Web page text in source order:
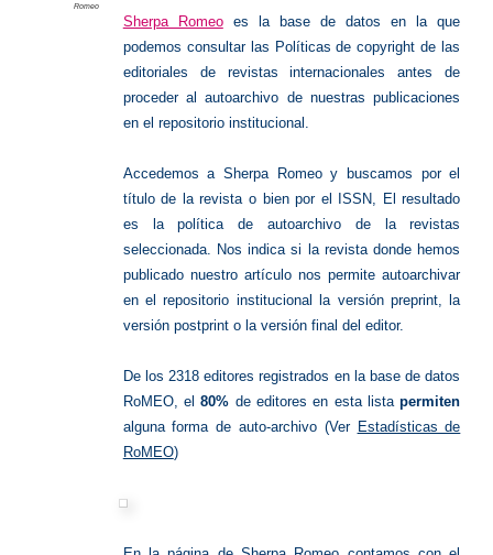
Romeo
Sherpa Romeoes la base de datos en la que
podemos consultar las Políticas de copyright de las
editoriales de revistas internacionales antes de
proceder al autoarchivo de nuestras publicaciones
en el repositorio institucional.
Accedemos a Sherpa Romeo y buscamos por el
título de la revista o bien por el ISSN, El resultado
es la política de autoarchivo de la revistas
seleccionada. Nos indica si la revista donde hemos
publicado nuestro artículo nos permite autoarchivar
en el repositorio institucional la versión preprint, la
versión postprint o la versión final del editor.
De los 2318 editores registrados en la base de datos
RoMEO, el80% de editores en esta listapermiten
alguna forma de auto-archivo (Ver Estadísticas de
RoMEO)